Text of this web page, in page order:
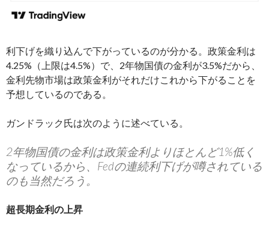
利下げを織り込んで下がっているのが分かる。政策金利は
4.25%（上限は4.5%）で、2年物国債の金利が3.5%だから、
金利先物市場は政策金利がそれだけこれから下がることを
予想しているのである。
ガンドラック氏は次のように述べている。
2年物国債の金利は政策金利よりほとんど1%低く
なっているから、Fedの連続利下げが噂されている
のも当然だろう。
超長期金利の上昇